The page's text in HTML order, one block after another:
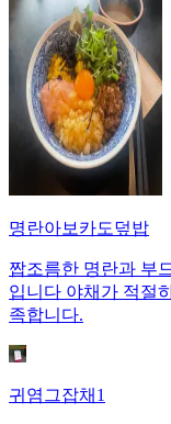
명란아보카도덮밥
짭조름한 명란과 부
입니다 야채가 적절
족합니다.
귀염그잡채1